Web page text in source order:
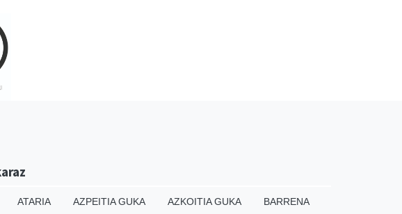
ATARIA AZPEITIA GUKA AZKOITIA GUKA
BARRENA